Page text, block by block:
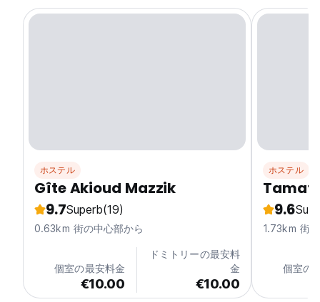
ホステル
Gîte Akioud Mazzik
9.7Superb(19)
0.63km 街の中心部から
個室の最安料金
€10.00
ドミトリーの最安料
金
€10.00
ホステル
9.6
1.73km 街
個室の